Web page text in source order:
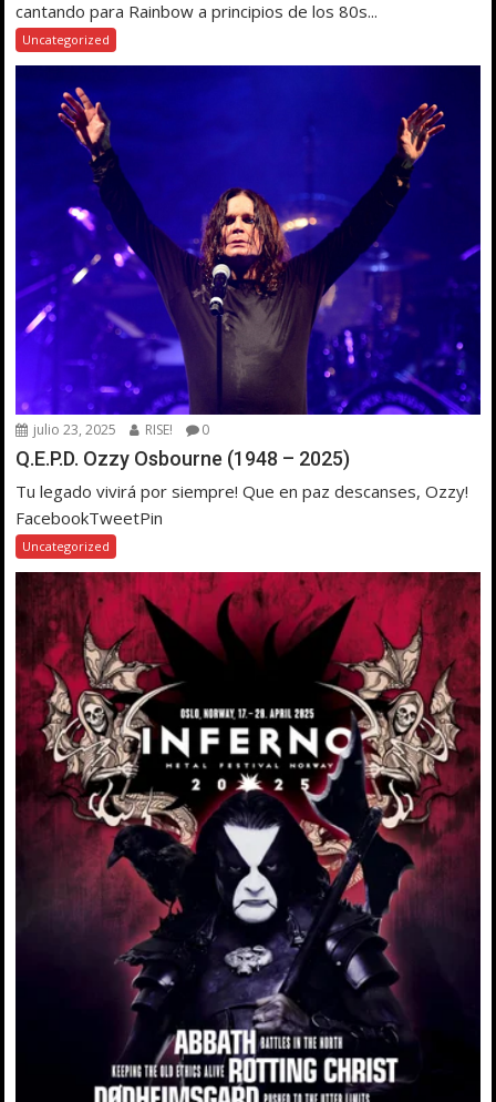
cantando para Rainbow a principios de los 80s...
Uncategorized
julio 23, 2025 RISE! 0
Q.E.P.D. Ozzy Osbourne (1948 – 2025)
Tu legado vivirá por siempre! Que en paz descanses, Ozzy!
FacebookTweetPin
Uncategorized